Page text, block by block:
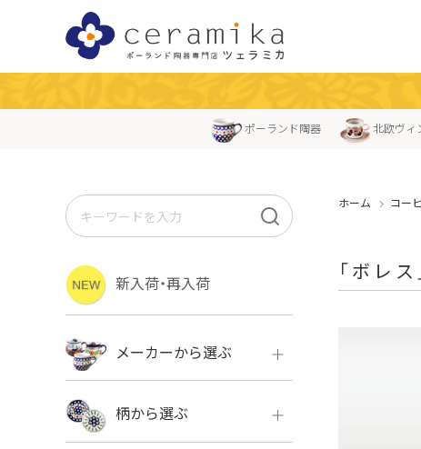
ポーランド陶器 北欧ヴィ
ホーム コー
「ボレ
新入荷・再入荷
メーカーから選ぶ
ボレス
VENA
柄から選ぶ